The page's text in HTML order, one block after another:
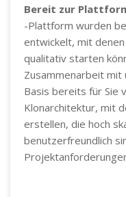
Bereit zur
-Plattform wurden
entwickelt, mit
qualitativ starten
Zusammenarbeit mit
Basis bereits für Sie
Klonarchitektur, mit
erstellen, die hoch
benutzerfreundlich